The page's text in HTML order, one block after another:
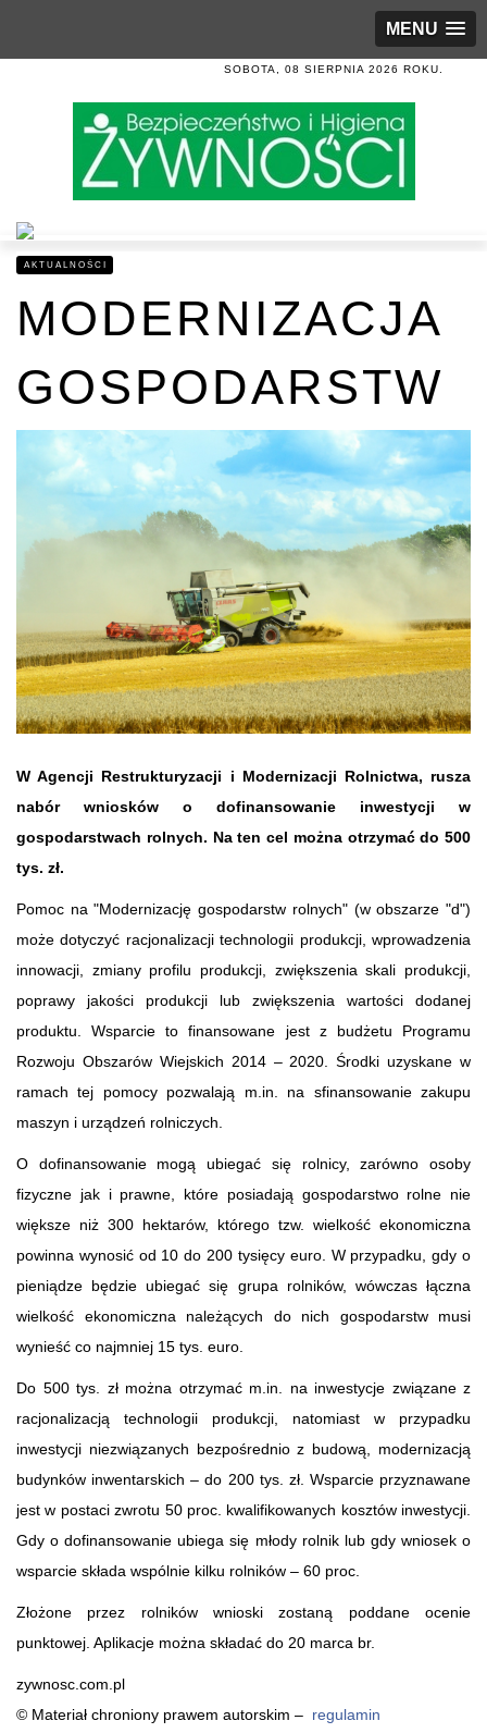
MENU
SOBOTA, 08 SIERPNIA 2026 ROKU.
AKTUALNOŚCI
MODERNIZACJA
GOSPODARSTW
W Agencji Restrukturyzacji i Modernizacji Rolnictwa, rusza
nabór wniosków o dofinansowanie inwestycji w
gospodarstwach rolnych. Na ten cel można otrzymać do 500
tys. zł.
Pomoc na "Modernizację gospodarstw rolnych" (w obszarze "d")
może dotyczyć racjonalizacji technologii produkcji, wprowadzenia
innowacji, zmiany profilu produkcji, zwiększenia skali produkcji,
poprawy jakości produkcji lub zwiększenia wartości dodanej
produktu. Wsparcie to finansowane jest z budżetu Programu
Rozwoju Obszarów Wiejskich 2014 – 2020. Środki uzyskane w
ramach tej pomocy pozwalają m.in. na sfinansowanie zakupu
maszyn i urządzeń rolniczych.
O dofinansowanie mogą ubiegać się rolnicy, zarówno osoby
fizyczne jak i prawne, które posiadają gospodarstwo rolne nie
większe niż 300 hektarów, którego tzw. wielkość ekonomiczna
powinna wynosić od 10 do 200 tysięcy euro. W przypadku, gdy o
pieniądze będzie ubiegać się grupa rolników, wówczas łączna
wielkość ekonomiczna należących do nich gospodarstw musi
wynieść co najmniej 15 tys. euro.
Do 500 tys. zł można otrzymać m.in. na inwestycje związane z
racjonalizacją technologii produkcji, natomiast w przypadku
inwestycji niezwiązanych bezpośrednio z budową, modernizacją
budynków inwentarskich – do 200 tys. zł. Wsparcie przyznawane
jest w postaci zwrotu 50 proc. kwalifikowanych kosztów inwestycji.
Gdy o dofinansowanie ubiega się młody rolnik lub gdy wniosek o
wsparcie składa wspólnie kilku rolników – 60 proc.
Złożone przez rolników wnioski zostaną poddane ocenie
punktowej. Aplikacje można składać do 20 marca br.
zywnosc.com.pl
© Materiał chroniony prawem autorskim – regulamin